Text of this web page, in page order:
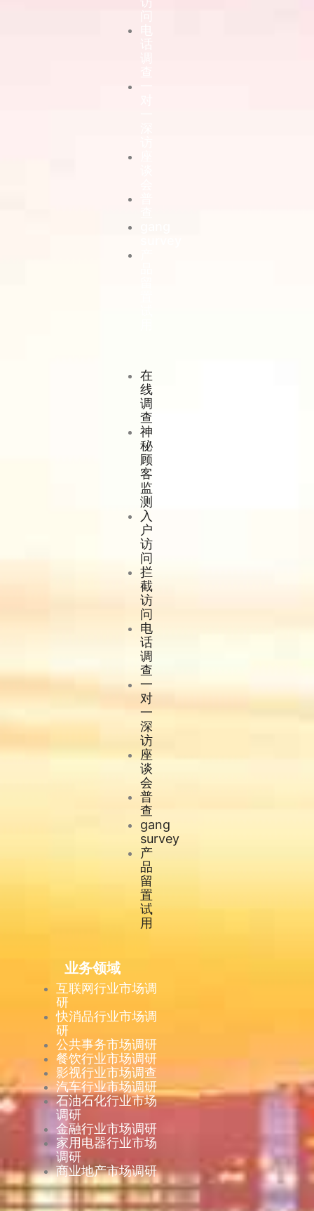
在
线
调
查
神
秘
顾
客
监
测
入
户
访
问
拦
截
访
问
电
话
调
查
一
对
一
深
访
座
谈
会
普
查
gang
survey
产
品
留
置
试
用
业务领域
互联网行业市场调
研
快消品行业市场调
研
公共事务市场调研
餐饮行业市场调研
影视行业市场调查
汽车行业市场调研
石油石化行业市场
调研
金融行业市场调研
家用电器行业市场
调研
商业地产市场调研